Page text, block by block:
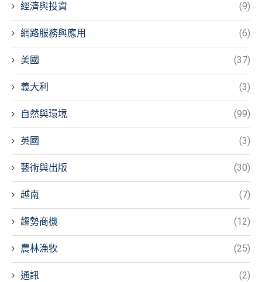
經濟與投資 (9)
網路服務與應用 (6)
美國 (37)
義大利 (3)
自然與環境 (99)
英國 (3)
藝術與出版 (30)
越南 (7)
趨勢商機 (12)
農林漁牧 (25)
通訊 (2)